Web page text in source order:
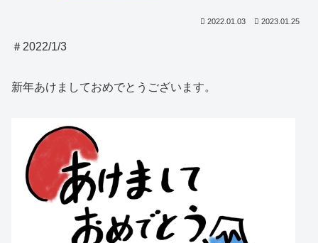
2022.01.03 2023.01.25
＃2022/1/3
新年あけましておめでとうございます。